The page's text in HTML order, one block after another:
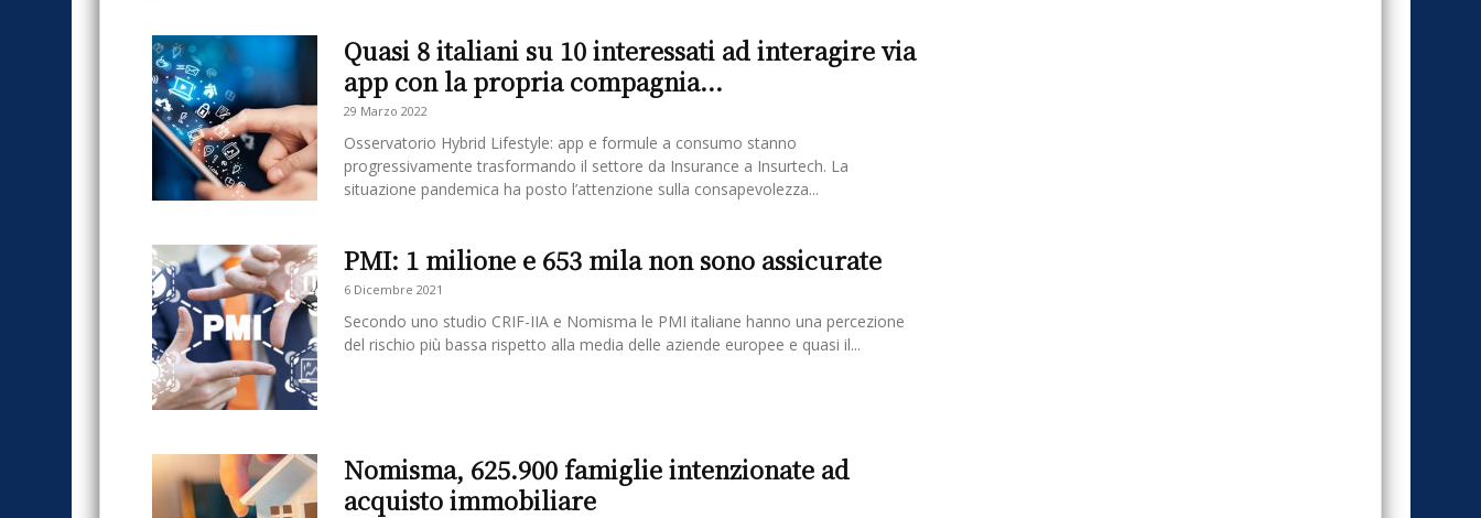
Quasi 8 italiani su 10 interessati ad interagire via
app con la propria compagnia...
29 Marzo 2022
Osservatorio Hybrid Lifestyle: app e formule a consumo stanno
progressivamente trasformando il settore da Insurance a Insurtech. La
situazione pandemica ha posto l’attenzione sulla consapevolezza...
PMI: 1 milione e 653 mila non sono assicurate
6 Dicembre 2021
Secondo uno studio CRIF-IIA e Nomisma le PMI italiane hanno una percezione
del rischio più bassa rispetto alla media delle aziende europee e quasi il...
Nomisma, 625.900 famiglie intenzionate ad
acquisto immobiliare